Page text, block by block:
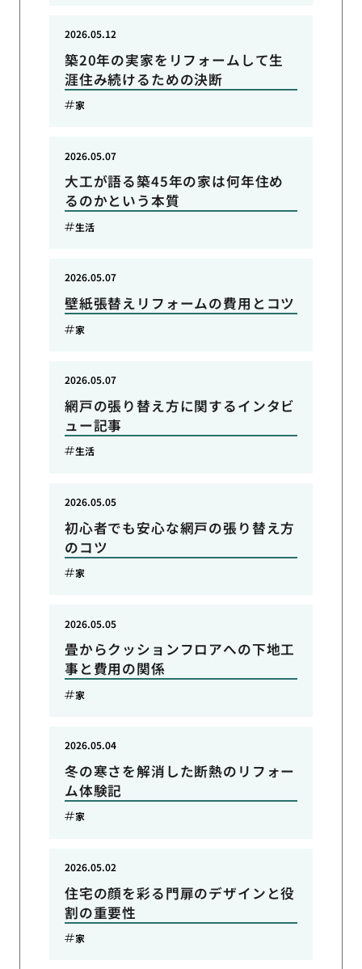
築20年の実家をリフォームして生
涯住み続けるための決断
2026.05.12
家
大工が語る築45年の家は何年住め
るのかという本質
2026.05.07
生活
壁紙張替えリフォームの費用とコツ
2026.05.07
家
網戸の張り替え方に関するインタビ
ュー記事
2026.05.07
生活
初心者でも安心な網戸の張り替え方
のコツ
2026.05.05
家
畳からクッションフロアへの下地工
事と費用の関係
2026.05.05
家
冬の寒さを解消した断熱のリフォー
ム体験記
2026.05.04
家
住宅の顔を彩る門扉のデザインと役
割の重要性
2026.05.02
家